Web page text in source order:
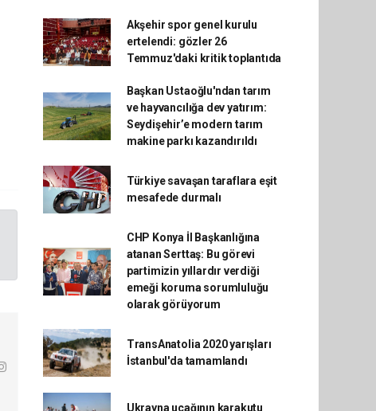
Akşehir spor genel kurulu
ertelendi: gözler 26
Temmuz'daki kritik toplantıda
Başkan Ustaoğlu'ndan tarım
ve hayvancılığa dev yatırım:
Seydişehir’e modern tarım
makine parkı kazandırıldı
Türkiye savaşan taraflara eşit
mesafede durmalı
CHP Konya İl Başkanlığına
atanan Serttaş: Bu görevi
partimizin yıllardır verdiği
emeği koruma sorumluluğu
olarak görüyorum
TransAnatolia 2020 yarışları
İstanbul'da tamamlandı
Ukrayna uçağının karakutu